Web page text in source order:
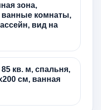
зона,
ванные комнаты,
вид на
кв. м, спальня,
см, ванная